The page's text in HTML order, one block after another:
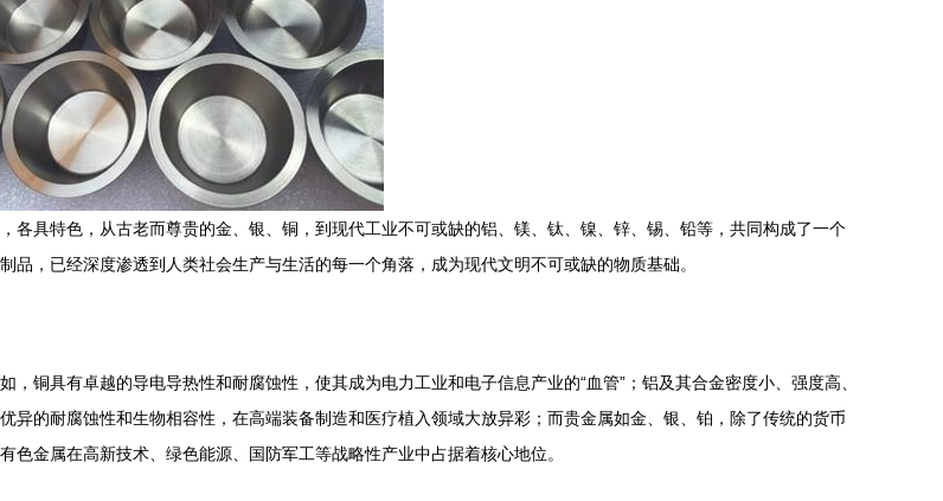
各具特色，从古老而尊贵的金、银、铜，到现代工业不可或缺的铝、镁、钛、镍、锌、锡、铅等，共同构成了一个
，已经深度渗透到人类社会生产与生活的每一个角落，成为现代文明不可或缺的物质基础。
铜具有卓越的导电导热性和耐腐蚀性，使其成为电力工业和电子信息产业的“血管”；铝及其合金密度小、强度高、
的耐腐蚀性和生物相容性，在高端装备制造和医疗植入领域大放异彩；而贵金属如金、银、铂，除了传统的货币
金属在高新技术、绿色能源、国防军工等战略性产业中占据着核心地位。